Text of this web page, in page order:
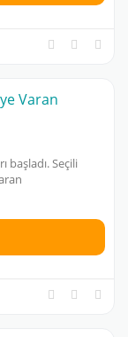
Varan
başladı. Seçili